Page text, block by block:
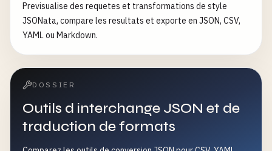
Previsualise des requetes et transformations de style
JSONata, compare les resultats et exporte en JSON, CSV,
YAML ou Markdown.
DOSSIER
Outils d interchange JSON et de
traduction de formats